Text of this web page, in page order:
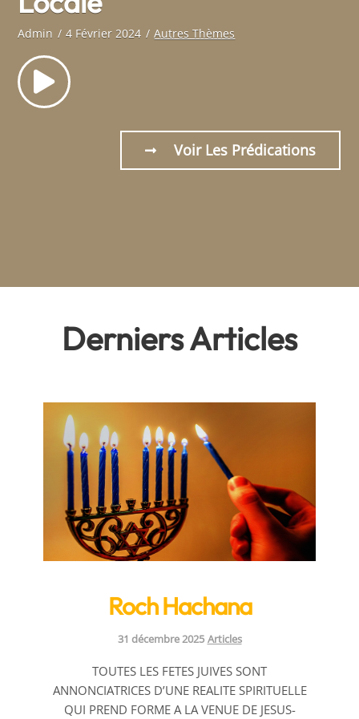
Admin 4 Février 2024 Autres Thèmes
Voir Les Prédications
Derniers Articles
Roch Hachana
31 décembre 2025 Categories:
Articles
TOUTES LES FETES JUIVES SONT
ANNONCIATRICES D’UNE REALITE SPIRITUELLE
QUI PREND FORME A LA VENUE DE JESUS-